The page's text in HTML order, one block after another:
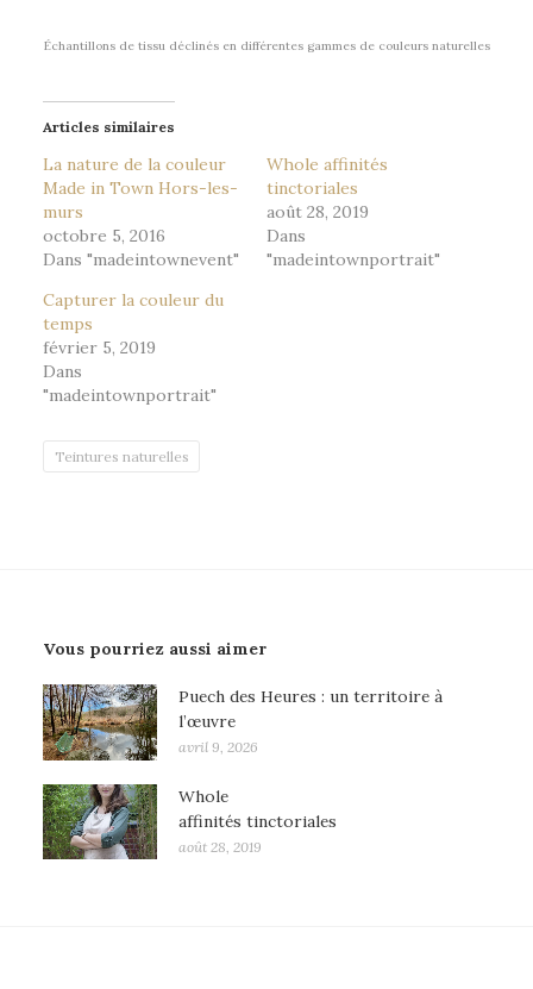
Échantillons de tissu déclinés en différentes gammes de couleurs naturelles
Articles similaires
La nature de la couleur
Made in Town Hors-les-
murs
octobre 5, 2016
Dans "madeintownevent"
Whole affinités
tinctoriales
août 28, 2019
Dans
"madeintownportrait"
Capturer la couleur du
temps
février 5, 2019
Dans
"madeintownportrait"
Teintures naturelles
Vous pourriez aussi aimer
Puech des Heures : un territoire à
l’œuvre
avril 9, 2026
Whole
affinités tinctoriales
août 28, 2019